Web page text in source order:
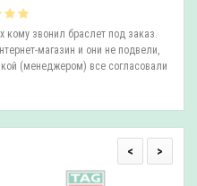
в данном интернет-магазине не
что у них оригинал и цена отличная...
< >